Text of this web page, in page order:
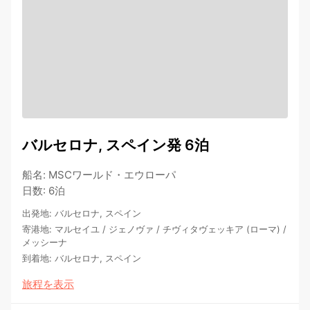
バルセロナ, スペイン発 6泊
船名: MSCワールド・エウローパ
日数: 6泊
出発地: バルセロナ, スペイン
寄港地: マルセイユ / ジェノヴァ / チヴィタヴェッキア (ローマ) /
メッシーナ
到着地: バルセロナ, スペイン
旅程を表示